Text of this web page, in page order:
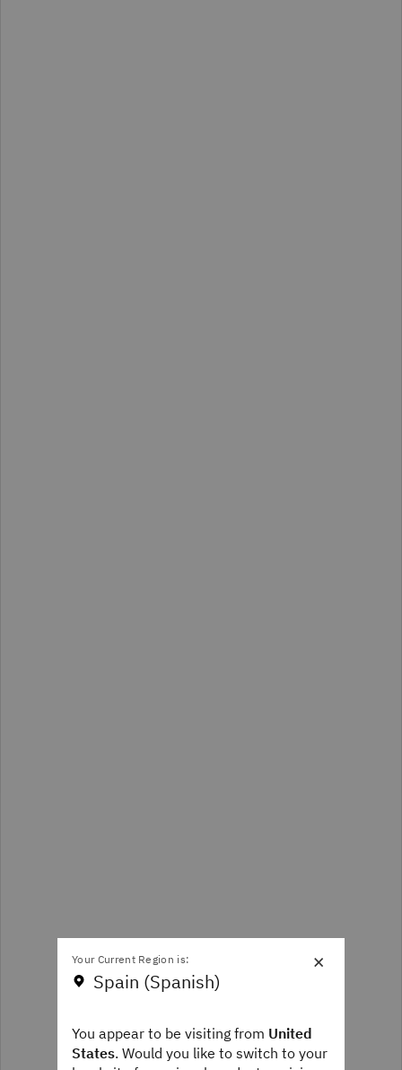
×
Your Current Region is:
Spain (Spanish)
You appear to be visiting from United
States. Would you like to switch to your